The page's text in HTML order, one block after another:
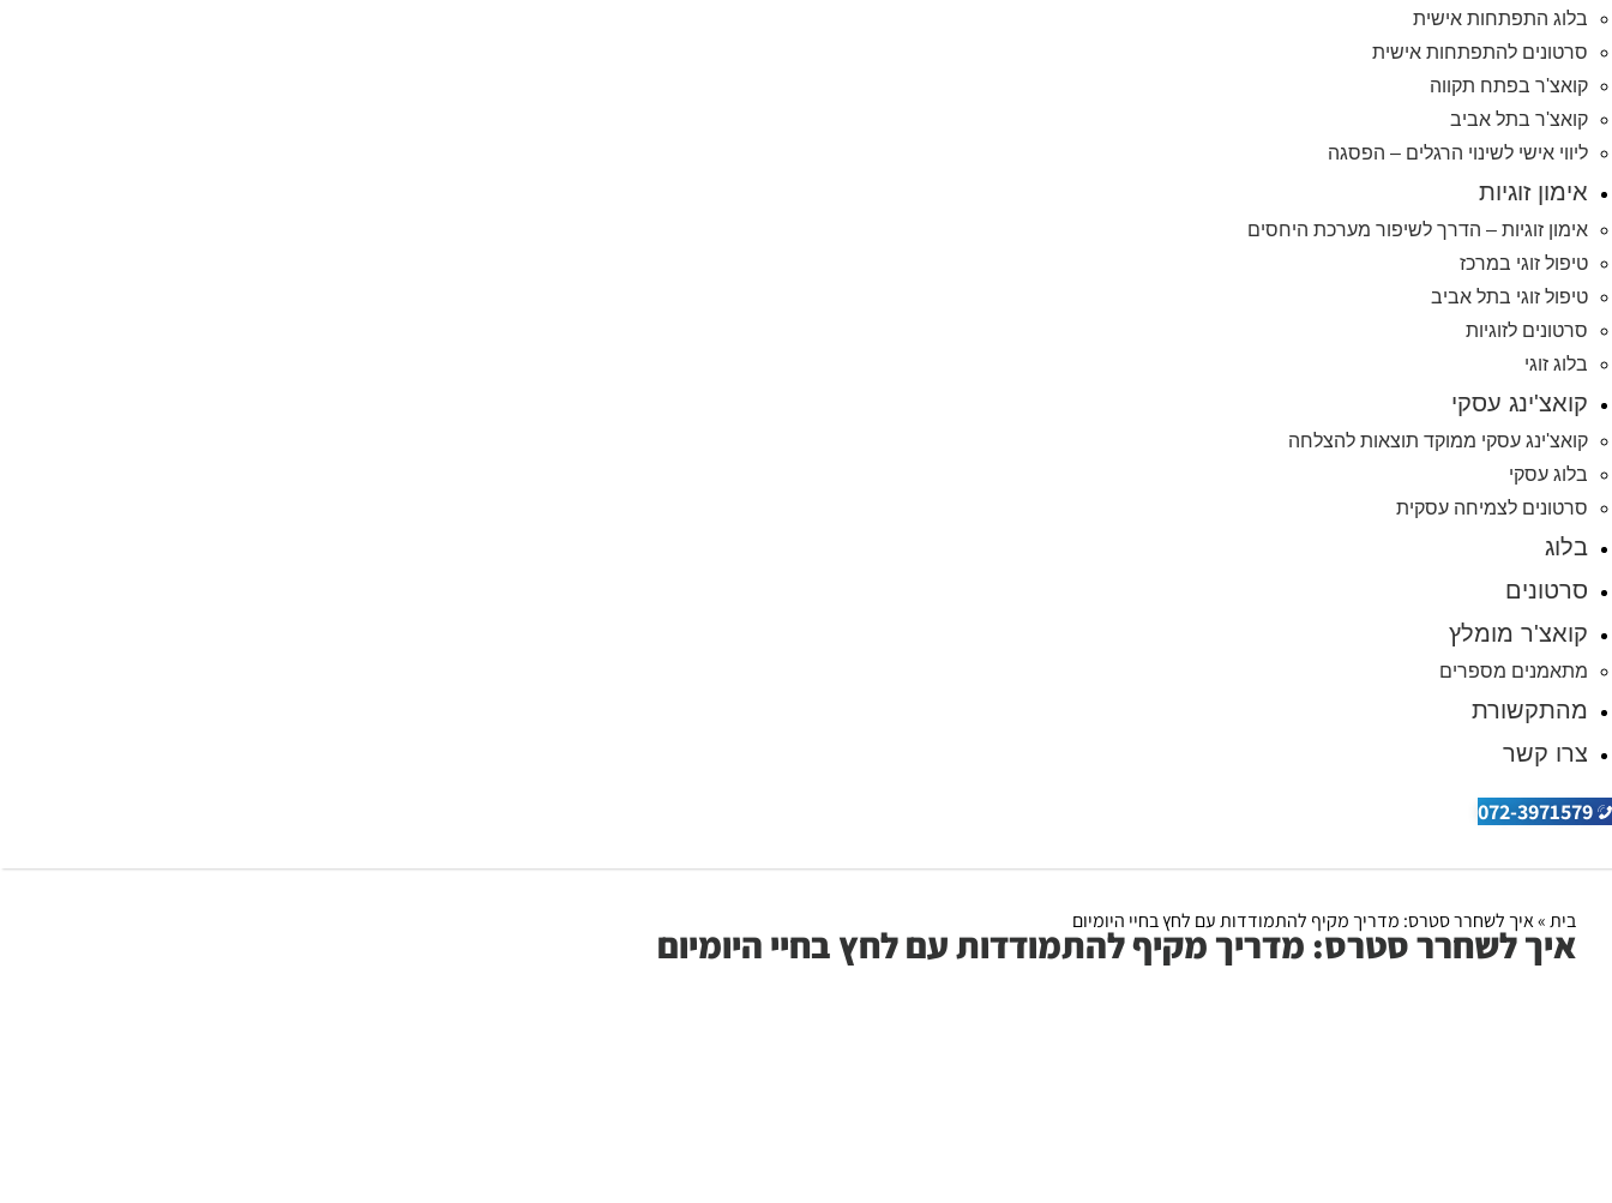
בלוג התפתחות אישית
סרטונים להתפתחות אישית
קואצ'ר בפתח תקווה
קואצ'ר בתל אביב
ליווי אישי לשינוי הרגלים – הפסגה
אימון זוגיות
אימון זוגיות – הדרך לשיפור מערכת היחסים
טיפול זוגי במרכז
טיפול זוגי בתל אביב
סרטונים לזוגיות
בלוג זוגי
קואצ'ינג עסקי
קואצ'ינג עסקי ממוקד תוצאות להצלחה
בלוג עסקי
סרטונים לצמיחה עסקית
בלוג
סרטונים
קואצ'ר מומלץ
מתאמנים מספרים
מהתקשורת
צרו קשר
072-3971579
בית»איך לשחרר סטרס: מדריך מקיף להתמודדות עם לחץ בחיי היומיום
איך לשחרר סטרס: מדריך מקיף להתמודדות עם לחץ בחיי היומיום